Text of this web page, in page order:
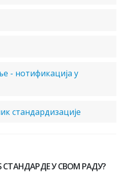
- нотификација у
стандардизације
У СВОМ РАДУ?